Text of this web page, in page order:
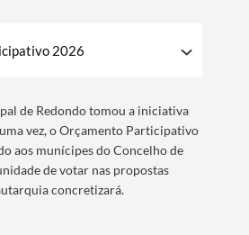
2026
de Redondo tomou a iniciativa
vez, o Orçamento Participativo
aos munícipes do Concelho de
de votar nas propostas
concretizará.